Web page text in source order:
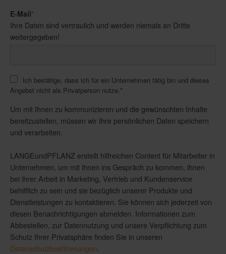
E-Mail*
Ihre Daten sind vertraulich und werden niemals an Dritte
weitergegeben!
Ich bestätige, dass ich für ein Unternehmen tätig bin und dieses
Angebot nicht als Privatperson nutze. *
Um mit Ihnen zu kommunizieren und die gewünschten Inhalte
bereitzustellen, müssen wir Ihre persönlichen Daten speichern
und verarbeiten.
LANGEundPFLANZ erstellt hilfreichen Content für Mitarbeiter in
Unternehmen, um mit ihnen ins Gespräch zu kommen, ihnen
bei ihrer Arbeit in Marketing, Vertrieb und Kundenservice
behilflich zu sein und sie bezüglich unserer Produkte und
Dienstleistungen zu kontaktieren. Sie können sich jederzeit von
diesen Benachrichtigungen abmelden. Informationen zum
Abbestellen, zur Datennutzung und unsere Verpflichtung zum
Schutz Ihrer Privatsphäre finden Sie in unseren
Datenschutzbestimmungen